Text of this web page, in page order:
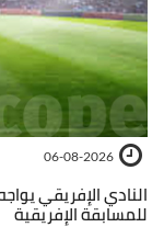
06-08-2026
النادي الإفريقي
للمسابقة الإفريقية